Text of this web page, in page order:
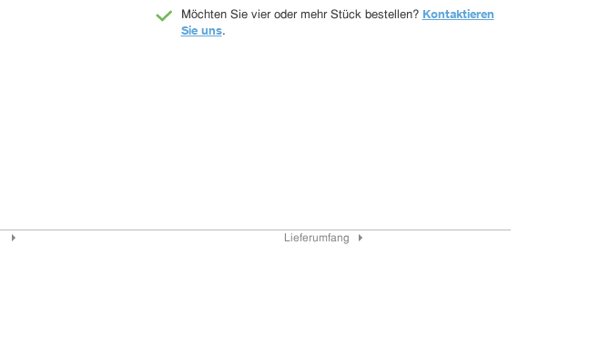
Möchten Sie vier oder mehr Stück bestellen? Kontaktieren
Sie uns.
Lieferumfang